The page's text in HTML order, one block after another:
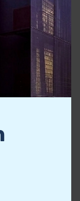
por RADIO
otras